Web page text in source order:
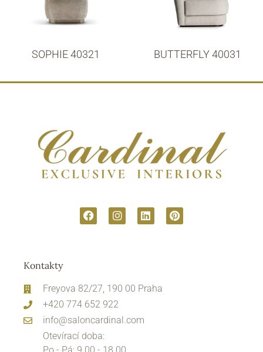
SOPHIE 40321 BUTTERFLY 40031
Kontakty
Freyova 82/27, 190 00 Praha
+420 774 652 922
info@saloncardinal.com
Otevírací doba: